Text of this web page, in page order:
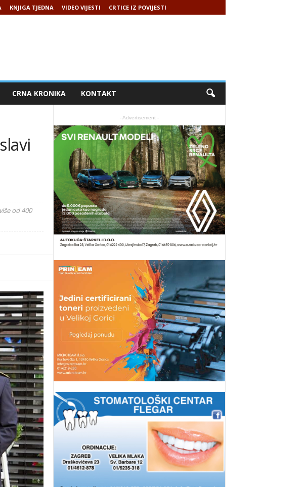
KNJIGA TJEDNA VIDEO VIJESTI CRTICE IZ POVIJESTI
CRNA KRONIKA KONTAKT
od 400
- Advertisement -